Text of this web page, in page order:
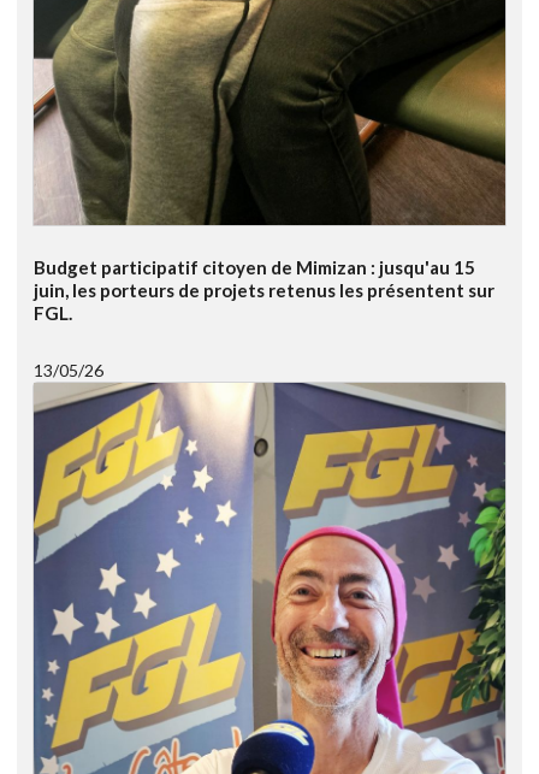
Budget participatif citoyen de Mimizan : jusqu'au 15
juin, les porteurs de projets retenus les présentent sur
FGL.
13/05/26